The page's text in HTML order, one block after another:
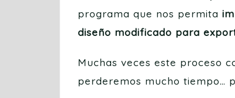
programa que nos permita
diseño modificado para
Muchas veces este proceso
perderemos mucho tiempo…